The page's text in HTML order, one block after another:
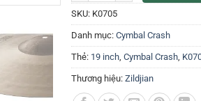
SKU: K0705
Danh mục: Cymbal Crash
Thẻ: 19 inch, Cymbal Crash,
Thương hiệu: Zildjian